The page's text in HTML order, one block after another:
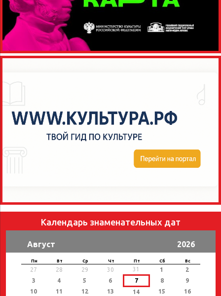
Календарь знаменательных дат
Август 2026
Пн Вт Ср Чт Пт Сб Вс
27 28 29 30 31 1
2
3
4 5 6 7 8
9
10
11 12 13 14 15
16